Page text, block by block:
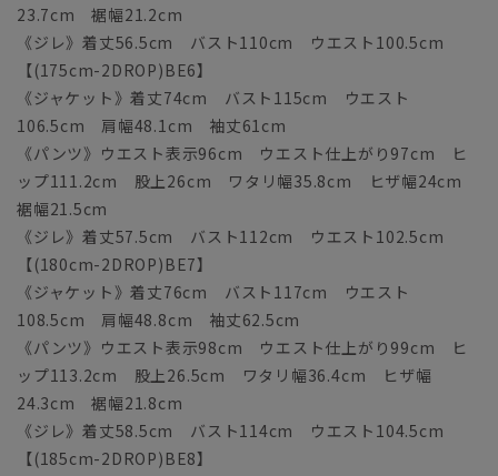
23.7cm 裾幅21.2cm
《ジレ》着丈56.5cm バスト110cm ウエスト100.5cm
【(175cm-2DROP)BE6】
《ジャケット》着丈74cm バスト115cm ウエスト
106.5cm 肩幅48.1cm 袖丈61cm
《パンツ》ウエスト表示96cm ウエスト仕上がり97cm ヒ
ップ111.2cm 股上26cm ワタリ幅35.8cm ヒザ幅24cm
裾幅21.5cm
《ジレ》着丈57.5cm バスト112cm ウエスト102.5cm
【(180cm-2DROP)BE7】
《ジャケット》着丈76cm バスト117cm ウエスト
108.5cm 肩幅48.8cm 袖丈62.5cm
《パンツ》ウエスト表示98cm ウエスト仕上がり99cm ヒ
ップ113.2cm 股上26.5cm ワタリ幅36.4cm ヒザ幅
24.3cm 裾幅21.8cm
《ジレ》着丈58.5cm バスト114cm ウエスト104.5cm
【(185cm-2DROP)BE8】